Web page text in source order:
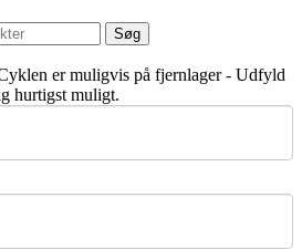
Søg
er muligvis på fjernlager - Udfyld
hurtigst muligt.